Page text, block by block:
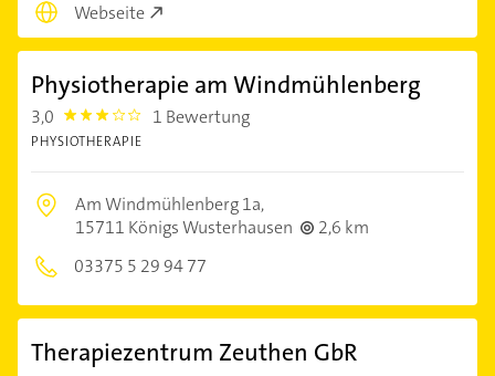
Webseite
Physiotherapie am Windmühlenberg
3,0 3.0 1 Bewertung
PHYSIOTHERAPIE
Am Windmühlenberg 1a,
15711 Königs Wusterhausen
2,6 km
03375 5 29 94 77
Therapiezentrum Zeuthen GbR